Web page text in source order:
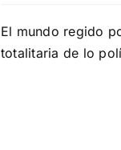
El mundo regido
totalitaria de lo